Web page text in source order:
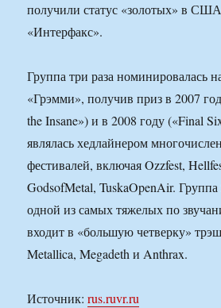
получили статус «золотых» в
«Интерфакс».
Группа три раза номинировалась
«Грэмми», получив приз в 2007
the Insane») и в 2008 году («Final
являлась хедлайнером
фестивалей, включая Ozzfest,
GodsofMetal, TuskaOpenAir. Группа
одной из самых тяжелых по
входит в «большую четверку»
Metallica, Megadeth и Anthrax.
Источник:rus.ruvr.ru